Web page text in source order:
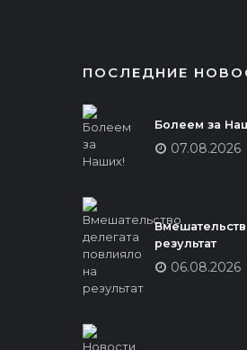
ПОСЛЕДНИЕ
Болеем за
07.08.2026
результат
06.08.2026